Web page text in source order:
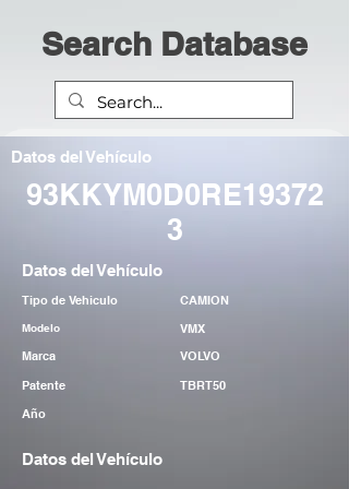
Search Database
Datos del Vehículo
93KKYM0D0RE19372
3
Datos del Vehículo
Tipo de Vehiculo CAMION
Modelo
VMX
Marca
VOLVO
Patente
TBRT50
Año
Datos del Vehículo